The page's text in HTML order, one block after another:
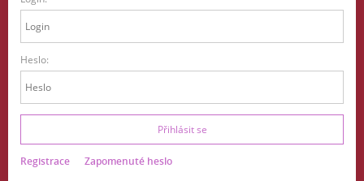
Heslo:
Registrace Zapomenuté heslo